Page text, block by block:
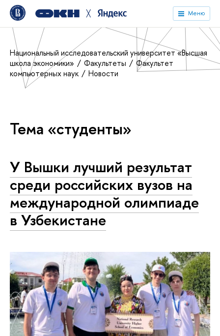
╳ Меню
Национальный исследовательский университет «Высшая
школа экономики»
Факультеты
Факультет
компьютерных наук
Новости
Тема «студенты»
У Вышки лучший результат
среди российских вузов на
международной олимпиаде
в Узбекистане